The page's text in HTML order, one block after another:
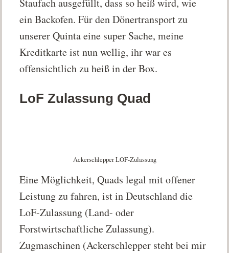
ein Backofen. Für den Dönertransport zu
unserer Quinta eine super Sache, meine
Kreditkarte ist nun wellig, ihr war es
offensichtlich zu heiß in der Box.
LoF Zulassung Quad
Ackerschlepper LOF-Zulassung
Eine Möglichkeit, Quads legal mit offener
Leistung zu fahren, ist in Deutschland die
LoF-Zulassung (Land- oder
Forstwirtschaftliche Zulassung).
Zugmaschinen (Ackerschlepper steht bei mir